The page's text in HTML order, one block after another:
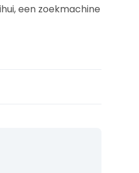
een zoekmachine